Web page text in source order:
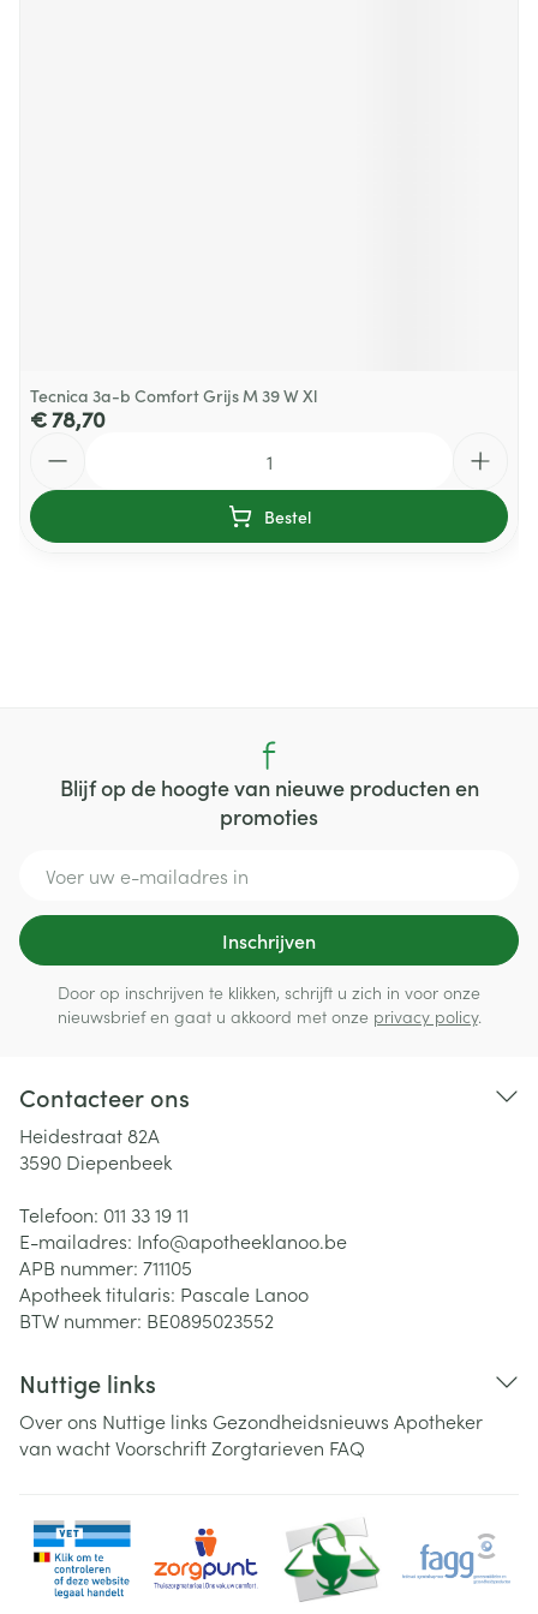
Tecnica 3a-b Comfort Grijs M 39 W Xl
€ 78,70
Bestel
Blijf op de hoogte van nieuwe producten en
promoties
Inschrijven
Door op inschrijven te klikken, schrijft u zich in voor onze
nieuwsbrief en gaat u akkoord met onze privacy policy.
Contacteer ons
Heidestraat 82A
3590 Diepenbeek
Telefoon: 011 33 19 11
E-mailadres: Info@apotheeklanoo.be
APB nummer: 711105
Apotheek titularis: Pascale Lanoo
BTW nummer: BE0895023552
Nuttige links
Over ons Nuttige links Gezondheidsnieuws Apotheker
van wachtVoorschriftZorgtarieven FAQ